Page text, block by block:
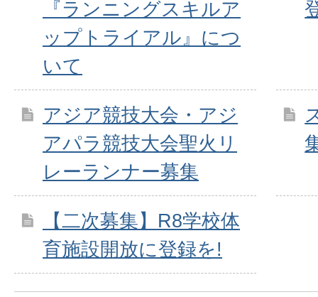
『ランニングスキルア
ップトライアル』につ
いて
アジア競技大会・アジ
アパラ競技大会聖火リ
レーランナー募集
【二次募集】R8学校体
育施設開放に登録を!